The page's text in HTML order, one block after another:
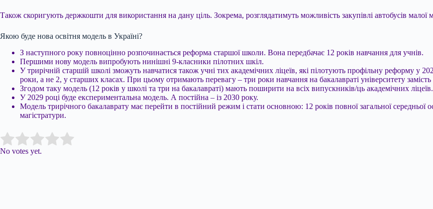
Також скоригують держкошти для використання на дану ціль. Зокрема, розглядатимуть можливість закупівлі автобусів малої
Якою буде нова освітня модель в Україні?
З наступного року повноцінно розпочинається реформа старшої школи. Вона передбачає 12 років навчання для учнів.
Першими нову модель випробують нинішні 9-класники пілотних шкіл.
У трирічній старшій школі зможуть навчатися також учні тих академічних ліцеїв, які пілотують профільну реформу у
роки, а не 2, у старших класах. При цьому отримають перевагу – три роки навчання на бакалавраті університету замість
Згодом таку модель (12 років у школі та три на бакалавраті) мають поширити на всіх випускників/ць академічних ліцеїв.
У 2029 році буде експериментальна модель. А постійна – із 2030 року.
Модель трирічного бакалаврату має перейти в постійний режим і стати основною: 12 років повної загальної середньої
магістратури.
Rate this item:
No votes yet.